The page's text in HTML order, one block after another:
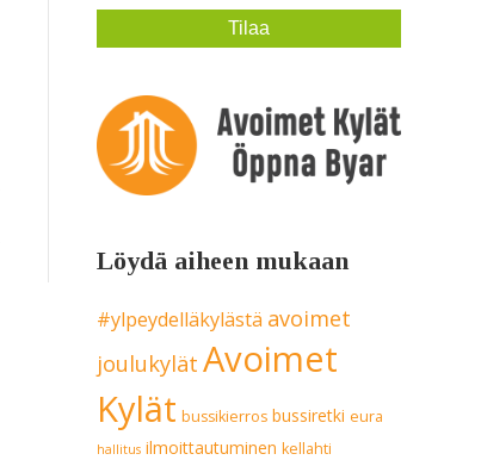
Löydä aiheen mukaan
#ylpeydelläkylästä avoimet
joulukylät Avoimet
Kylät bussikierros bussiretki eura
hallitus ilmoittautuminen kellahti